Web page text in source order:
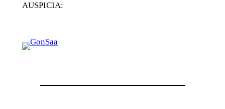
AUSPICIA: